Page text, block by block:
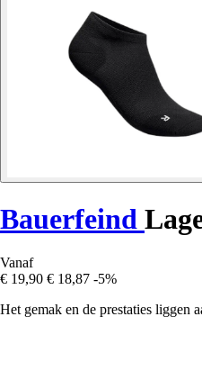
Bauerfeind
Vanaf
€ 19,90 € 18,87 -5%
Het gemak en de prestaties liggen